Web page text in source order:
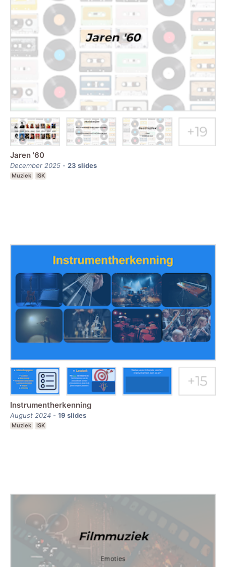
Jaren '60
December 2025 - 23 slides
Muziek ISK
Instrumentherkenning
August 2024 - 19 slides
Muziek ISK